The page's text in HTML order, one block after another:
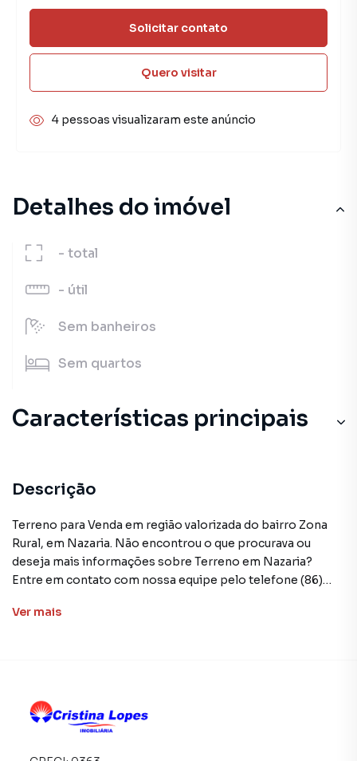
Detalhes do imóvel
- total
- útil
Sem banheiros
Sem quartos
Características principais
Descrição
Terreno para Venda em região valorizada do bairro Zona
Rural, em Nazaria. Não encontrou o que procurava ou
deseja mais informações sobre Terreno em Nazaria?
Entre em contato com nossa equipe pelo telefone (86)
planta em Zona Rural e em outras regiões de Nazaria. Aqui
você encontra milhares de ofertas para encontrar o imóvel
Ver mais
Solicitar contato
Quero visitar
4 pessoas visualizaram este anúncio